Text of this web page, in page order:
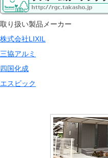
取り扱い製品メーカー
株式会社LIXIL
三協アルミ
四国化成
エスビック